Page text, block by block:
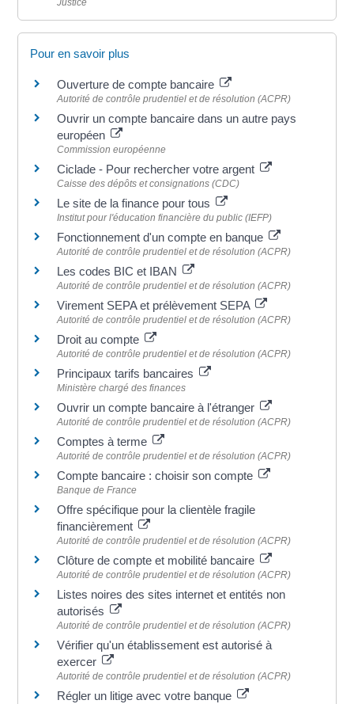
Pour en savoir plus
Ouverture de compte bancaire
Autorité de contrôle prudentiel et de résolution (ACPR)
Ouvrir un compte bancaire dans un autre pays
européen
Commission européenne
Ciclade - Pour rechercher votre argent
Caisse des dépôts et consignations (CDC)
Le site de la finance pour tous
Institut pour l'éducation financière du public (IEFP)
Fonctionnement d'un compte en banque
Autorité de contrôle prudentiel et de résolution (ACPR)
Les codes BIC et IBAN
Autorité de contrôle prudentiel et de résolution (ACPR)
Virement SEPA et prélèvement SEPA
Autorité de contrôle prudentiel et de résolution (ACPR)
Droit au compte
Autorité de contrôle prudentiel et de résolution (ACPR)
Principaux tarifs bancaires
Ministère chargé des finances
Ouvrir un compte bancaire à l'étranger
Autorité de contrôle prudentiel et de résolution (ACPR)
Comptes à terme
Autorité de contrôle prudentiel et de résolution (ACPR)
Compte bancaire : choisir son compte
Banque de France
Offre spécifique pour la clientèle fragile
financièrement
Autorité de contrôle prudentiel et de résolution (ACPR)
Clôture de compte et mobilité bancaire
Autorité de contrôle prudentiel et de résolution (ACPR)
Listes noires des sites internet et entités non
autorisés
Autorité de contrôle prudentiel et de résolution (ACPR)
Vérifier qu'un établissement est autorisé à
exercer
Autorité de contrôle prudentiel et de résolution (ACPR)
Régler un litige avec votre banque